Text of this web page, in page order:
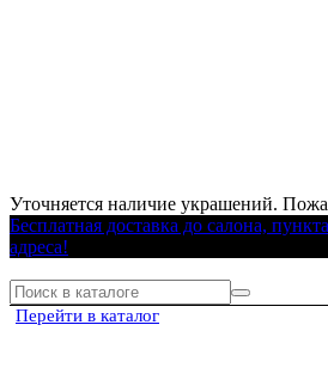
Уточняется наличие украшений.
Бесплатная доставка до салона,
адреса!
Перейти в каталог